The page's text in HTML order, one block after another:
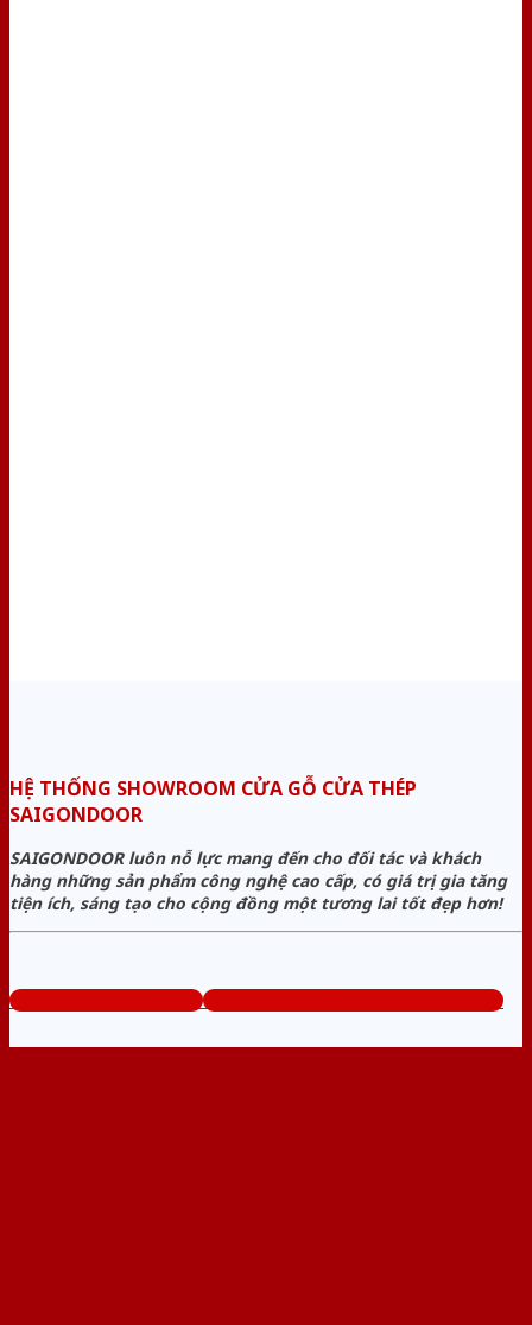
HỆ THỐNG SHOWROOM CỬA GỖ CỬA THÉP
SAIGONDOOR
SAIGONDOOR luôn nỗ lực mang đến cho đối tác và khách
hàng những sản phẩm công nghệ cao cấp, có giá trị gia tăng
tiện ích, sáng tạo cho cộng đồng một tương lai tốt đẹp hơn!
www.cuagocuathep.com Tổng đài tư vấn miễn phí: 0824.400.400